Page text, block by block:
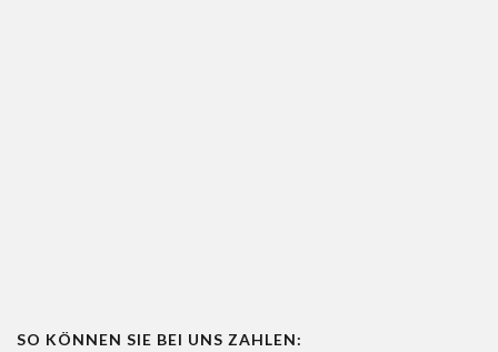
SO KÖNNEN SIE BEI UNS ZAHLEN: